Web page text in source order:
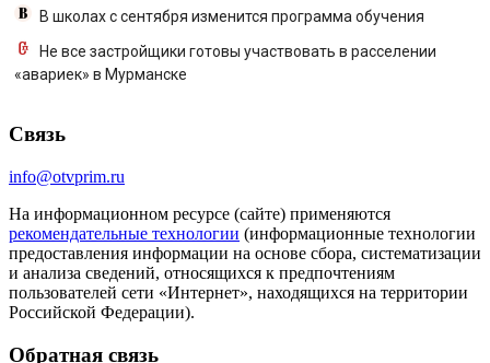
В школах с сентября изменится программа обучения
Не все застройщики готовы участвовать в расселении
«авариек» в Мурманске
Связь
info@otvprim.ru
На информационном ресурсе (сайте) применяются
рекомендательные технологии (информационные технологии
предоставления информации на основе сбора, систематизации
и анализа сведений, относящихся к предпочтениям
пользователей сети «Интернет», находящихся на территории
Российской Федерации).
Обратная связь